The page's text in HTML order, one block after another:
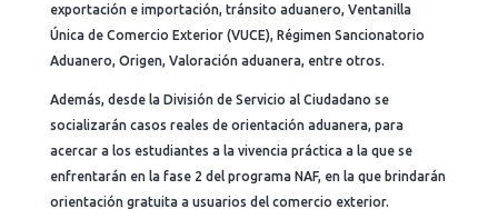
exportación e importación, tránsito aduanero, Ventanilla
Única de Comercio Exterior (VUCE), Régimen Sancionatorio
Aduanero, Origen, Valoración aduanera, entre otros.
Además, desde la División de Servicio al Ciudadano se
socializarán casos reales de orientación aduanera, para
acercar a los estudiantes a la vivencia práctica a la que se
enfrentarán en la fase 2 del programa NAF, en la que brindarán
orientación gratuita a usuarios del comercio exterior.